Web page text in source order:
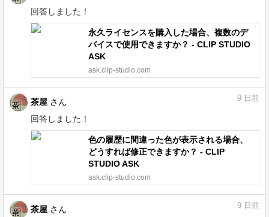
回答しました！
永久ライセンスを購入した場合、複数のデ
バイスで使用できますか？ - CLIP STUDIO
ASK
ask.clip-studio.com
茶屋 さん
回答しました！
9 日前
色の履歴に間違った色が表示される場合、
どうすれば修正できますか？ - CLIP
STUDIO ASK
ask.clip-studio.com
茶屋 さん
9 日前